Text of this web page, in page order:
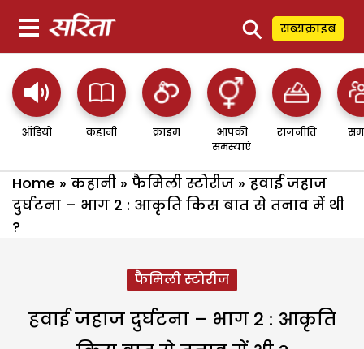
⚲ सब्सक्राइब
ऑडियो कहानी क्राइम
आपकी
समस्याएं
राजनीति
Home » कहानी » फैमिली स्टोरीज » हवाई जहाज
दुर्घटना – भाग 2 : आकृति किस बात से तनाव में थी
?
फैमिली स्टोरीज
हवाई जहाज दुर्घटना – भाग 2 : आकृति